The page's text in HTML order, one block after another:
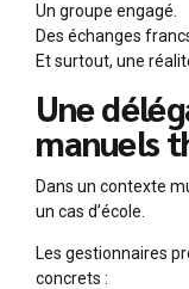
Un groupe engagé.
Des échanges
Et surtout, une
Une
manuels
Dans un contexte
un cas d’école.
Les gestionnaires
concrets :